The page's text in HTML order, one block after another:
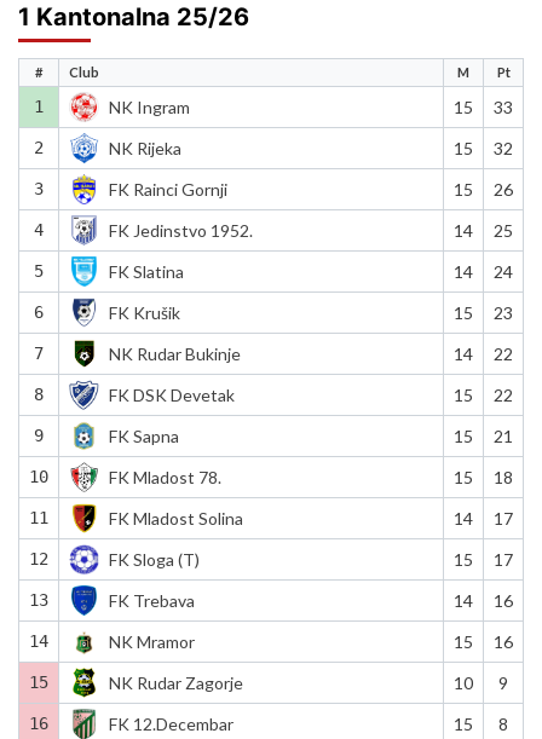
1 Kantonalna 25/26
# Club M Pt
1 NK Ingram 15 33
2 NK Rijeka 15 32
3 FK Rainci Gornji 15 26
4 FK Jedinstvo 1952. 14 25
5 FK Slatina 14 24
6 FK Krušik 15 23
7 NK Rudar Bukinje 14 22
8 FK DSK Devetak 15 22
9 FK Sapna 15 21
10 FK Mladost 78. 15 18
11 FK Mladost Solina 14 17
12 FK Sloga (T) 15 17
13 FK Trebava 14 16
14 NK Mramor 15 16
15 NK Rudar Zagorje 10 9
16 FK 12.Decembar 15 8